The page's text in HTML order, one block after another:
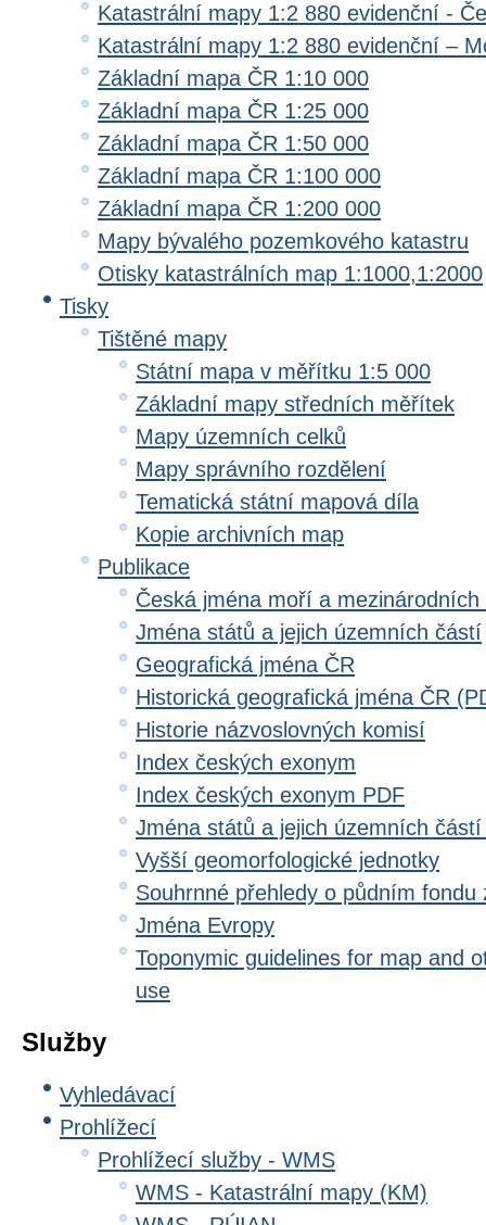
Katastrální mapy 1:2 880 evidenční -
Katastrální mapy 1:2 880 evidenční –
Základní mapa ČR 1:10 000
Základní mapa ČR 1:25 000
Základní mapa ČR 1:50 000
Základní mapa ČR 1:100 000
Základní mapa ČR 1:200 000
Mapy bývalého pozemkového katastru
Otisky katastrálních map 1:1000,1:2000
Tisky
Tištěné mapy
Státní mapa v měřítku 1:5 000
Základní mapy středních měřítek
Mapy územních celků
Mapy správního rozdělení
Tematická státní mapová díla
Kopie archivních map
Publikace
Česká jména moří a
Jména států a jejich územních částí
Geografická jména ČR
Historická geografická jména ČR
Historie názvoslovných komisí
Index českých exonym
Index českých exonym PDF
Jména států a jejich územních
Vyšší geomorfologické jednotky
Souhrnné přehledy o půdním fondu
Jména Evropy
Toponymic guidelines for map and
use
Služby
Vyhledávací
Prohlížecí
Prohlížecí služby - WMS
WMS - Katastrální mapy (KM)